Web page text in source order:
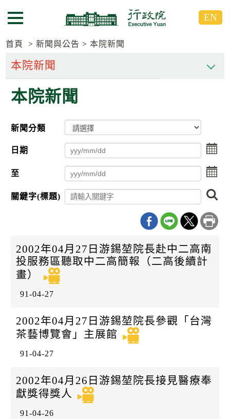
到
要
區
到
要
區
選單按鈕 EN
首頁 新聞與公告 本院新聞
本院新聞
新聞分類
日期
點
擊
選
擇
期
日
至
點
擊
擇
期
迄
關鍵字(標題)
尋
2002年04月27日游錫堃院長赴中二高南
投服務區聽取中二高簡報（二高後續計
畫）
91-04-27
2002年04月27日游錫堃院長參觀「台灣
茶藝博覽會」主展館
91-04-27
2002年04月26日游錫堃院長接見醫療奉
獻獎得獎人
91-04-26